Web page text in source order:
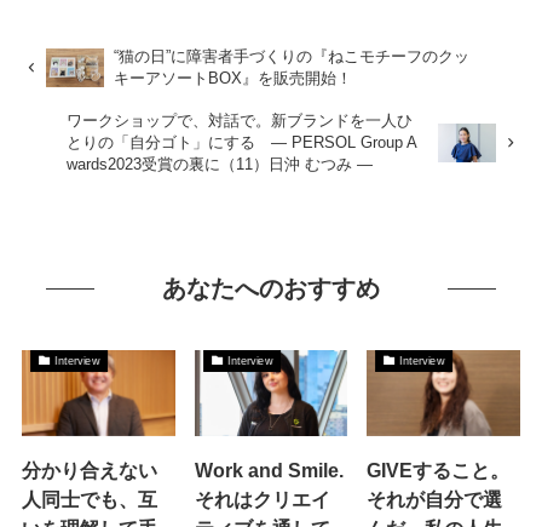
“猫の日”に障害者手づくりの『ねこモチーフのクッ
キーアソートBOX』を販売開始！
ワークショップで、対話で。新ブランドを一人ひ
とりの「自分ゴト」にする ― PERSOL Group A
wards2023受賞の裏に（11）日沖 むつみ ―
あなたへのおすすめ
Interview
分かり合えない
人同士でも、互
Interview
Work and Smile.
それはクリエイ
Interview
GIVEすること。
それが自分で選